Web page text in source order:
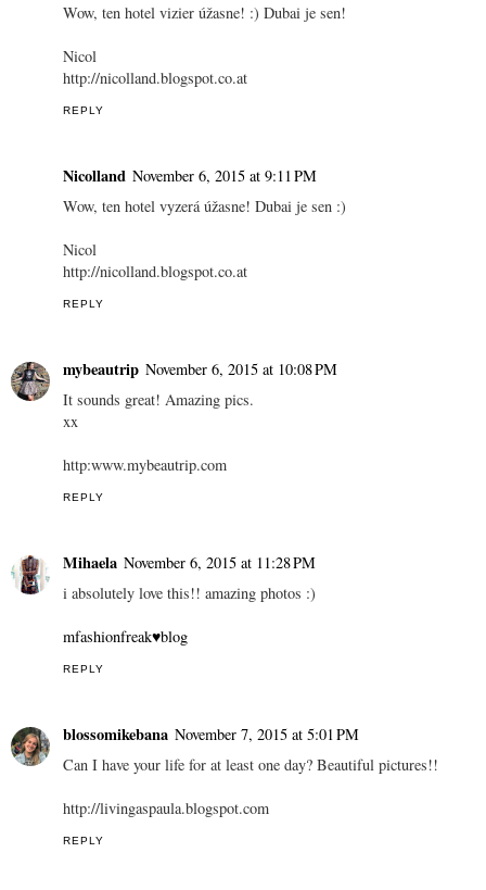
Wow, ten hotel vizier úžasne! :) Dubai je sen!
Nicol
http://nicolland.blogspot.co.at
REPLY
Nicolland November 6, 2015 at 9:11 PM
Wow, ten hotel vyzerá úžasne! Dubai je sen :)
Nicol
http://nicolland.blogspot.co.at
REPLY
mybeautrip November 6, 2015 at 10:08 PM
It sounds great! Amazing pics.
xx
http:www.mybeautrip.com
REPLY
Mihaela November 6, 2015 at 11:28 PM
i absolutely love this!! amazing photos :)
mfashionfreak♥blog
REPLY
blossomikebana November 7, 2015 at 5:01 PM
Can I have your life for at least one day? Beautiful pictures!!
http://livingaspaula.blogspot.com
REPLY